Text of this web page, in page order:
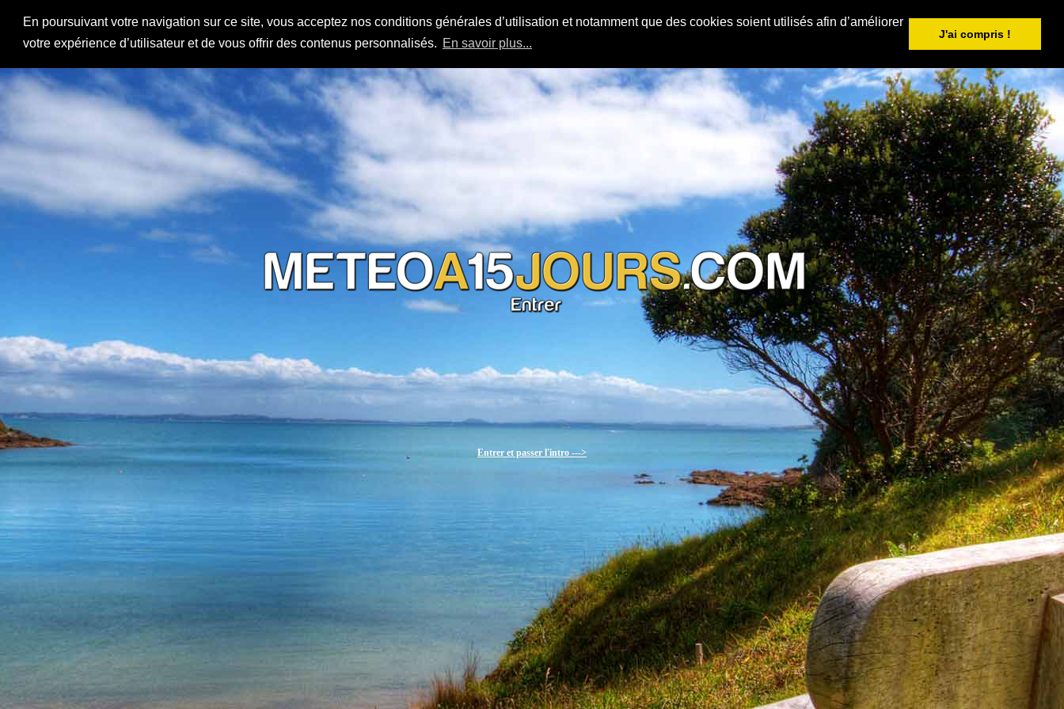
En poursuivant votre navigation sur ce site, vous acceptez nos conditions générales d’utilisation et notamment que des cookies soient utilisés afin d’améliorer
votre expérience d’utilisateur et de vous offrir des contenus personnalisés. En savoir plus...
J'ai compris !
Entrer et passer l'intro --->